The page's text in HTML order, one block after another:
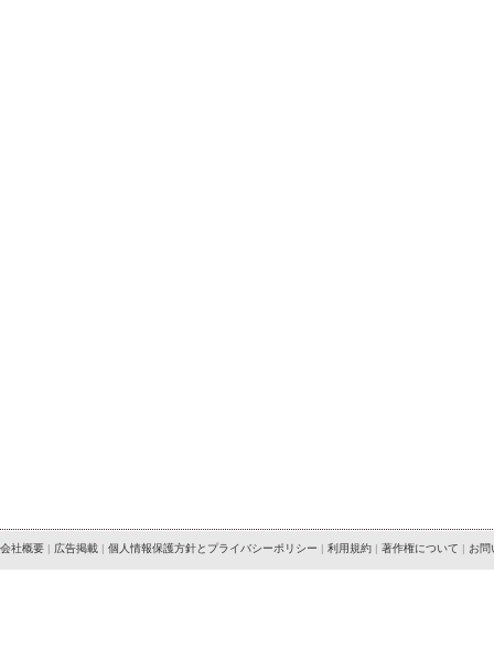
会社概要 | 広告掲載 | 個人情報保護方針とプライバシーポリシー | 利用規約 | 著作権について | お問